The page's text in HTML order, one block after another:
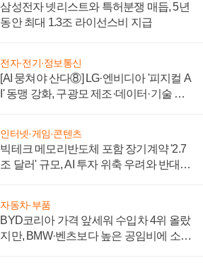
삼성전자 넷리스트와 특허분쟁 매듭, 5년
동안 최대 1.3조 라이선스비 지급
전자·전기·정보통신
[AI 뭉쳐야 산다⑧] LG·엔비디아 '피지컬 A
I' 동맹 강화, 구광모 제조·데이터·기술 결
인터넷·게임·콘텐츠
빅테크 메모리반도체 포함 장기계약 '2.7
조 달러' 규모, AI 투자 위축 우려와 반대
자동차·부품
BYD코리아 가격 앞세워 수입차 4위 올랐
지만, BMW·벤츠보다 높은 공임비에 소비